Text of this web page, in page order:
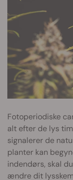
Fotoperiodiske
alt efter de lys
signalerer de
planter kan
indendørs, skal
ændre dit